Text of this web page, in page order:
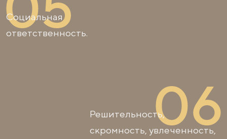
Социальная
ответственность.
Решительность,
скромность, увлеченность,